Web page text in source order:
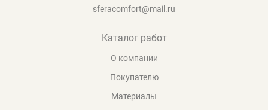
sferacomfort@mail.ru
Каталог работ
О компании
Покупателю
Материалы